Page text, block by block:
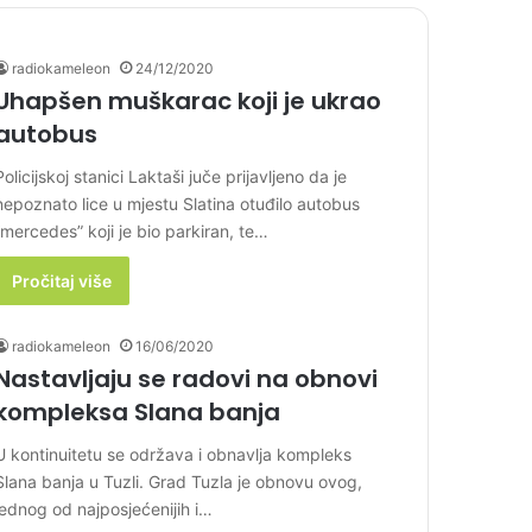
radiokameleon 24/12/2020
muškarac koji je ukrao
stanici Laktaši juče prijavljeno da je
lice u mjestu Slatina otuđilo autobus
koji je bio parkiran, te…
Pročitaj više
radiokameleon 16/06/2020
se radovi na obnovi
Slana banja
kontinuitetu se održava i obnavlja kompleks
banja u Tuzli. Grad Tuzla je obnovu ovog,
od najposjećenijih i…